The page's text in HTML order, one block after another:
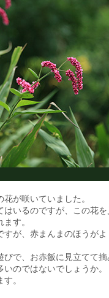
が咲いていました。
はいるのですが、この花
す。
すが、赤まんまのほうが
びで、お赤飯に見立てて
のではないでしょうか。
。